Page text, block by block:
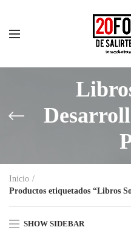
Inicio
Productos etiquetados “Libros
SHOW SIDEBAR